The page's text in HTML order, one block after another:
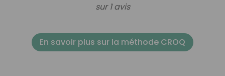
sur 1 avis
En savoir plus sur la méthode CROQ